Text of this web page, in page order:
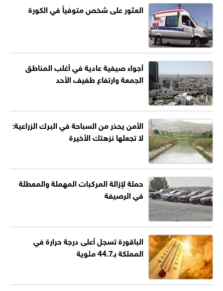
العثور على شخص متوفياً في الكورة
أجواء صيفية عادية في أغلب المناطق
الجمعة وارتفاع طفيف الأحد
الأمن يحذر من السباحة في البرك الزراعية:
لا تجعلها نزهتك الأخيرة
حملة لإزالة المركبات المهملة والمعطلة
في الرصيفة
الباقورة تسجل أعلى درجة حرارة في
المملكة بـ44.7 مئوية